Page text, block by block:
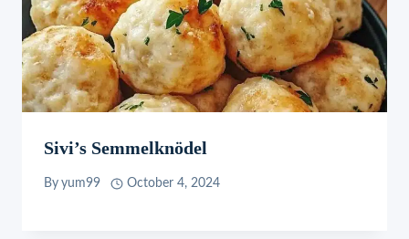
Sivi’s Semmelknödel
By yum99 October 4, 2024